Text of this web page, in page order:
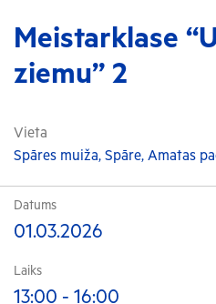
Meistarklase
ziemu” 2
Vieta
Spāres muiža, Spāre, Amatas
Datums
01.03.2026
Laiks
13:00 - 16:00